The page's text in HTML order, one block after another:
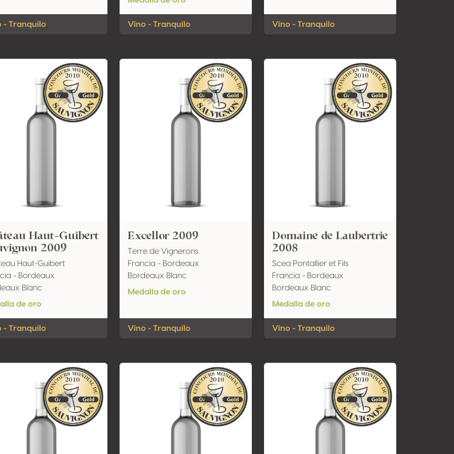
- Tranquilo Vino - Tranquilo Vino - Tranquilo
Haut-Guibert
2009
Haut-Guibert
- Bordeaux
Blanc
de oro
- Tranquilo
Excellor 2009
Terre de Vignerons
Francia - Bordeaux
Bordeaux Blanc
Medalla de oro
Vino - Tranquilo
Domaine de Laubertrie
2008
Scea Pontallier et Fils
Francia - Bordeaux
Bordeaux Blanc
Medalla de oro
Vino - Tranquilo